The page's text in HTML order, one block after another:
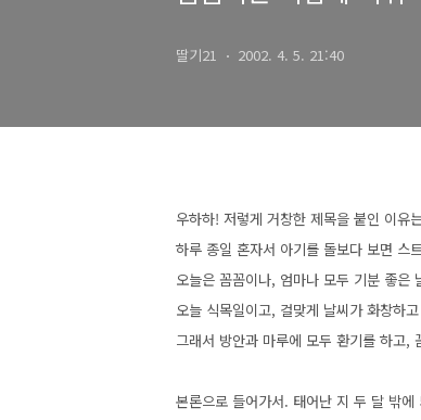
딸기21 2002. 4. 5. 21:40
우하하! 저렇게 거창한 제목을 붙인 이유
하루 종일 혼자서 아기를 돌보다 보면 스
오늘은 꼼꼼이나, 엄마나 모두 기분 좋은
오늘 식목일이고, 걸맞게 날씨가 화창하
그래서 방안과 마루에 모두 환기를 하고,
본론으로 들어가서. 태어난 지 두 달 밖